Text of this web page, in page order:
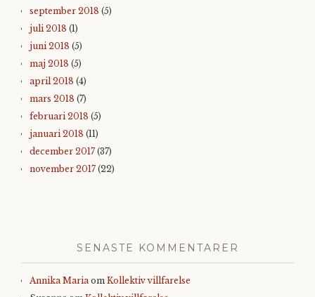
september 2018 (5)
juli 2018 (1)
juni 2018 (5)
maj 2018 (5)
april 2018 (4)
mars 2018 (7)
februari 2018 (5)
januari 2018 (11)
december 2017 (37)
november 2017 (22)
SENASTE KOMMENTARER
Annika Mariaom Kollektiv villfarelse